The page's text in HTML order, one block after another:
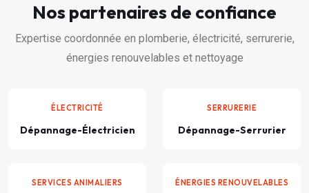
Nos partenaires de confiance
Expertise coordonnée en plomberie, électricité, serrurerie,
énergies renouvelables et nettoyage
ÉLECTRICITÉ
Dépannage-Électricien
SERRURERIE
Dépannage-Serrurier
SERVICES ANIMALIERS ÉNERGIES RENOUVELABLES